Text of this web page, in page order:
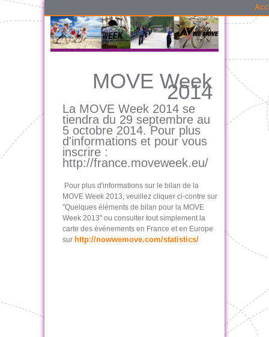
MOVE Week
2014
La MOVE Week 2014 se
tiendra du 29 septembre au
5 octobre 2014. Pour plus
d'informations et pour vous
inscrire :
http://france.moveweek.eu/
Pour plus d'informations sur le bilan de la
MOVE Week 2013, veuillez cliquer ci-contre sur
"Quelques éléments de bilan pour la MOVE
Week 2013" ou consulter tout simplement la
carte des événements en France et en Europe
sur http://nowwemove.com/statistics/